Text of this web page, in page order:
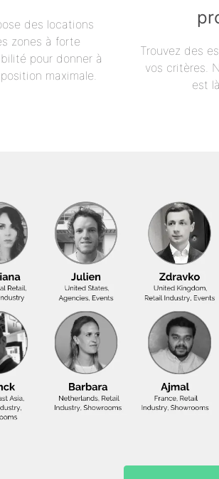
des locations
zones à forte
pour donner à
maximale.
Trouvez des
vos critères.
est